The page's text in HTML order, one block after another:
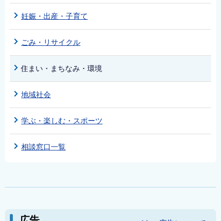
妊娠・出産・子育て
ごみ・リサイクル
住まい・まちなみ・環境
地域社会
学ぶ・楽しむ・スポーツ
相談窓口一覧